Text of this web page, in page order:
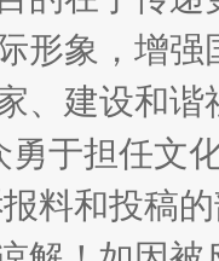
形象，增
、建设和
勇于担任文
料和投稿